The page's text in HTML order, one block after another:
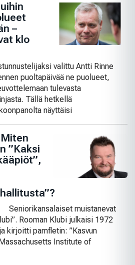
–
klo
valittu Antti Rinne
puoltapäivää ne puolueet,
tulevasta
Tällä hetkellä
näyttäisi
”Kaksi
Seniorikansalaiset muistanevat
Rooman Klubi julkaisi 1972
kirjoitti pamfletin: ”Kasvun
Institute of